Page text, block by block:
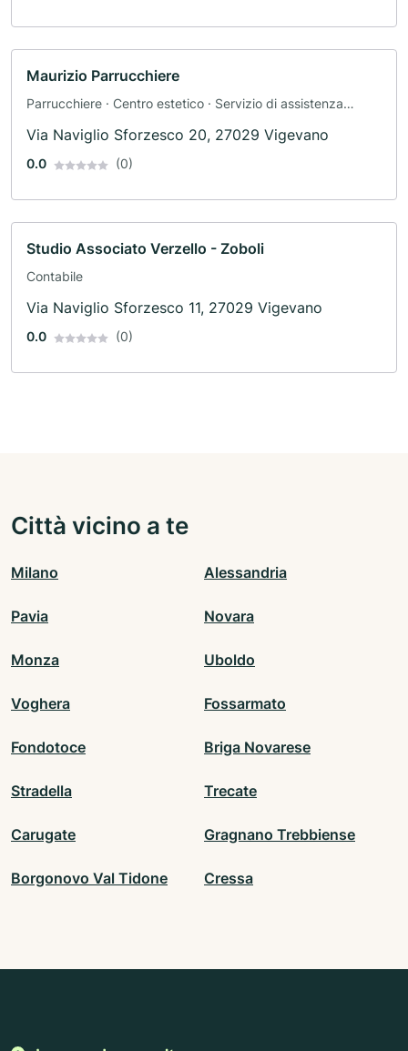
Maurizio Parrucchiere
Parrucchiere · Centro estetico · Servizio di assistenza
Via Naviglio Sforzesco 20, 27029 Vigevano
0.0 (0)
Studio Associato Verzello - Zoboli
Contabile
Via Naviglio Sforzesco 11, 27029 Vigevano
0.0 (0)
Città vicino a te
Milano Alessandria
Pavia Novara
Monza Uboldo
Voghera Fossarmato
Fondotoce Briga Novarese
Stradella Trecate
Carugate Gragnano Trebbiense
Borgonovo Val Tidone Cressa